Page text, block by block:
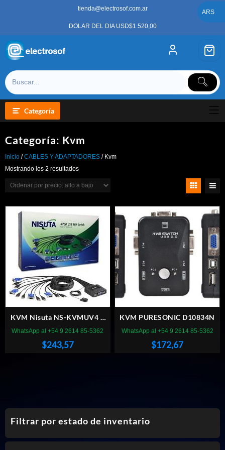
tienda@electrosof.com.ar
DOLAR DEL DIA USD$1.520,00
Categoría
Filtrar por estado de inventario
Categoría: Kvm
Inicio /CABLES Y ADAPTADORES / Kvm
Mostrando los 2 resultadosOrdenado
precio:
alto
KVM Nisuta NS-KVMUV4 4
Ports
$243,57
WhatsApp al +54 9 2614 85-5362
KVM PURESONIC D10834N
$172,67
WhatsApp al +54 9 2614 85-5362
ARS